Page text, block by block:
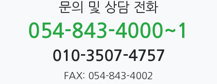
문의 및 상담 전화
054-843-4000~1
010-3507-4757
FAX: 054-843-4002